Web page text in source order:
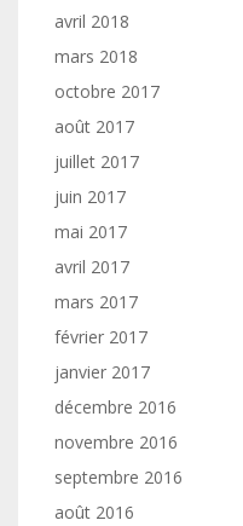
avril 2018
mars 2018
octobre 2017
août 2017
juillet 2017
juin 2017
mai 2017
avril 2017
mars 2017
février 2017
janvier 2017
décembre 2016
novembre 2016
septembre 2016
août 2016